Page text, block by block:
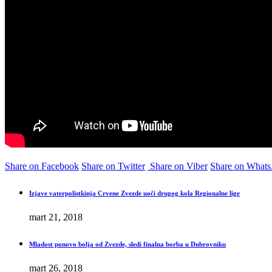
Share on Facebook Share on Twitter Share on Viber Share on
Izjave vaterpolistkinja Crvene Zvezde uoči drugog kola Regionalne lige
mart 21, 2018
Mladost ponovo bolja od Zvezde, sledi finalna borba u Dubrovniku
mart 26, 2018